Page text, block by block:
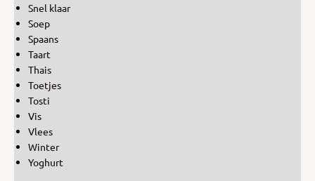
Snel klaar
Soep
Spaans
Taart
Thais
Toetjes
Tosti
Vis
Vlees
Winter
Yoghurt